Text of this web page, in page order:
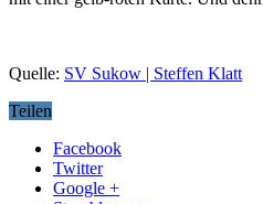
Quelle: SV Sukow | Steffen Klatt
Teilen
Facebook
Twitter
Google +